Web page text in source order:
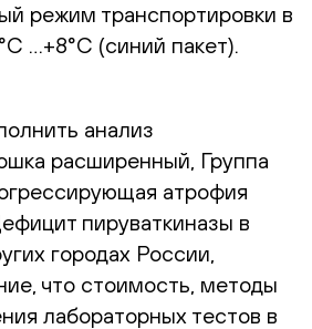
режим транспортировки в
…+8°С (синий пакет).
анализ
расширенный, Группа
атрофия
пируваткиназы в
городах России,
что стоимость, методы
лабораторных тестов в